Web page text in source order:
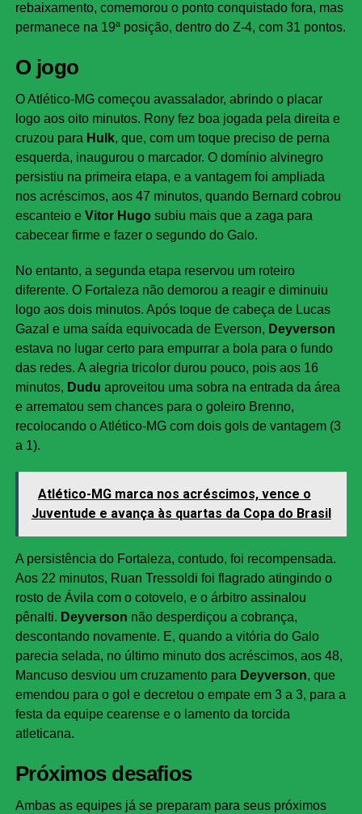
rebaixamento, comemorou o ponto conquistado fora, mas
permanece na 19ª posição, dentro do Z-4, com 31 pontos.
O jogo
O Atlético-MG começou avassalador, abrindo o placar
logo aos oito minutos. Rony fez boa jogada pela direita e
cruzou para Hulk, que, com um toque preciso de perna
esquerda, inaugurou o marcador. O domínio alvinegro
persistiu na primeira etapa, e a vantagem foi ampliada
nos acréscimos, aos 47 minutos, quando Bernard cobrou
escanteio e Vitor Hugo subiu mais que a zaga para
cabecear firme e fazer o segundo do Galo.
No entanto, a segunda etapa reservou um roteiro
diferente. O Fortaleza não demorou a reagir e diminuiu
logo aos dois minutos. Após toque de cabeça de Lucas
Gazal e uma saída equivocada de Everson, Deyverson
estava no lugar certo para empurrar a bola para o fundo
das redes. A alegria tricolor durou pouco, pois aos 16
minutos, Dudu aproveitou uma sobra na entrada da área
e arrematou sem chances para o goleiro Brenno,
recolocando o Atlético-MG com dois gols de vantagem (3
a 1).
Atlético-MG marca nos acréscimos, vence o
Juventude e avança às quartas da Copa do Brasil
A persistência do Fortaleza, contudo, foi recompensada.
Aos 22 minutos, Ruan Tressoldi foi flagrado atingindo o
rosto de Ávila com o cotovelo, e o árbitro assinalou
pênalti. Deyverson não desperdiçou a cobrança,
descontando novamente. E, quando a vitória do Galo
parecia selada, no último minuto dos acréscimos, aos 48,
Mancuso desviou um cruzamento para Deyverson, que
emendou para o gol e decretou o empate em 3 a 3, para a
festa da equipe cearense e o lamento da torcida
atleticana.
Próximos desafios
Ambas as equipes já se preparam para seus próximos